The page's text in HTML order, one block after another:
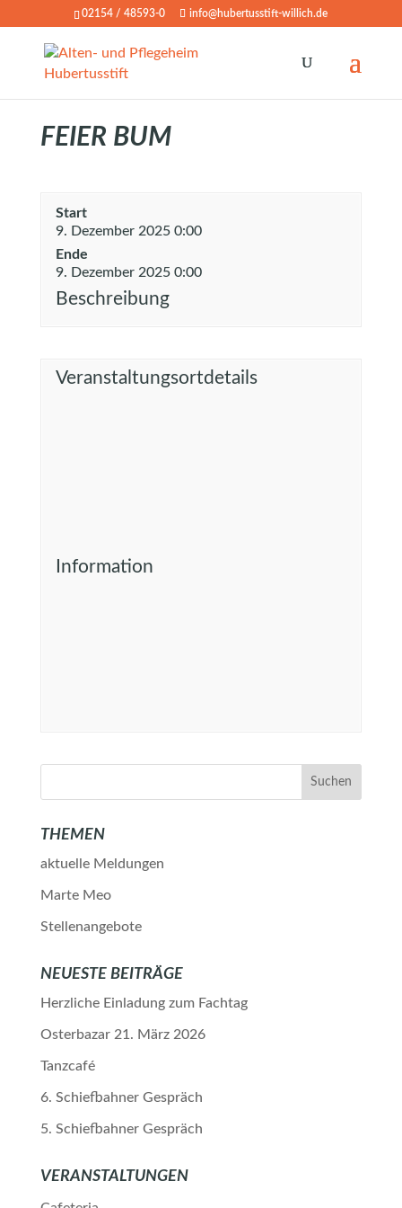
02154 / 48593-0 info@hubertusstift-willich.de
FEIER BUM
Start
9. Dezember 2025 0:00
Ende
9. Dezember 2025 0:00
Beschreibung
Veranstaltungsortdetails
Information
THEMEN
aktuelle Meldungen
Marte Meo
Stellenangebote
NEUESTE BEITRÄGE
Herzliche Einladung zum Fachtag
Osterbazar 21. März 2026
Tanzcafé
6. Schiefbahner Gespräch
5. Schiefbahner Gespräch
VERANSTALTUNGEN